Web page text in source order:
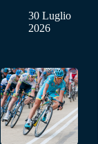
30 Luglio
2026